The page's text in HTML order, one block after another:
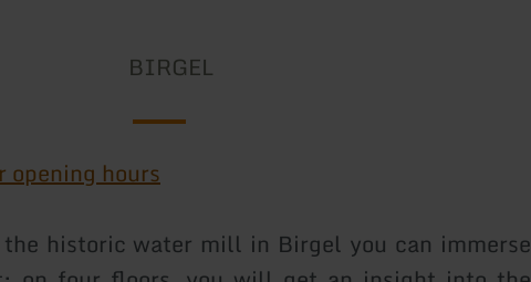
BIRGEL
opening hours
historic water mill in Birgel you can immerse